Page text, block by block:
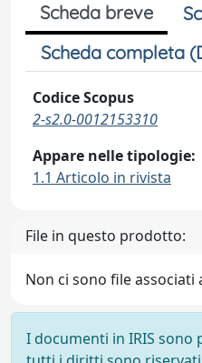
Scheda breve
Scheda completa
Codice Scopus
2-s2.0-0012153310
Appare nelle tipologie:
1.1 Articolo in rivista
File in questo prodotto:
Non ci sono file
I documenti in IRIS